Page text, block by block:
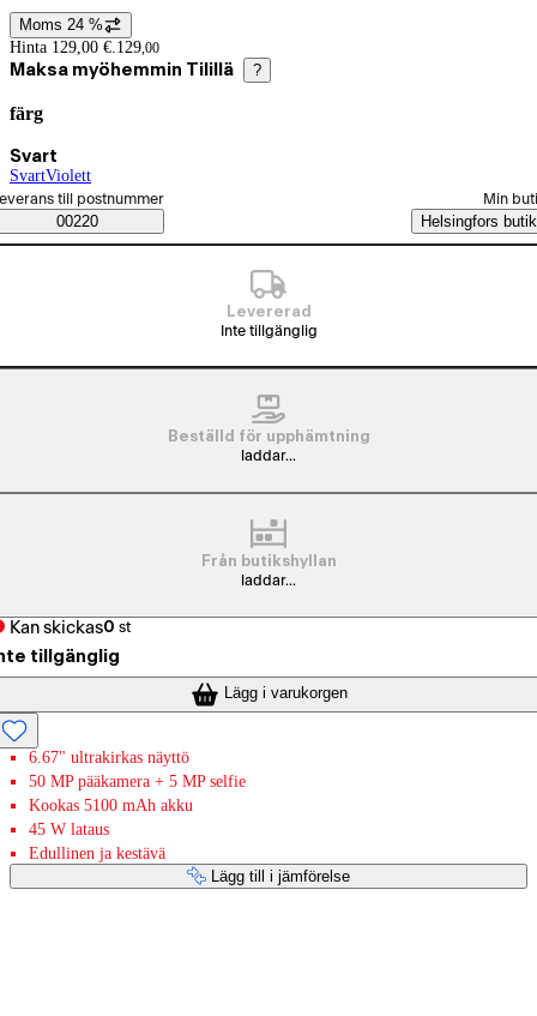
Prisinformation
Moms 24 %
Hinta 129,00 €. 129,00
Maksa myöhemmin Tilillä ?
färg
Nuvarande val Svart
Svart
Svart(färg)
Violett
Saatavuustiedot
beställningssätt
till postnummer
00220
Min
Helsingfors butik
Levererad
Inte tillgänglig
Beställd för upphämtning
laddar...
Från butikshyllan
laddar...
Kan skickas0 st
tillgänglig
Lägg i varukorgen
6.67" ultrakirkas näyttö
50 MP pääkamera + 5 MP selfie
Kookas 5100 mAh akku
45 W lataus
Edullinen ja kestävä
Lägg till i jämförelse